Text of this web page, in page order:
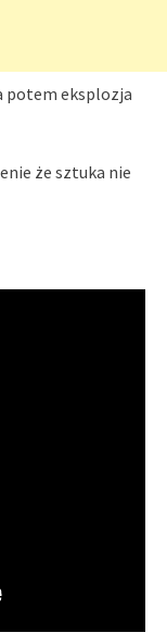
potem eksplozja
że sztuka nie